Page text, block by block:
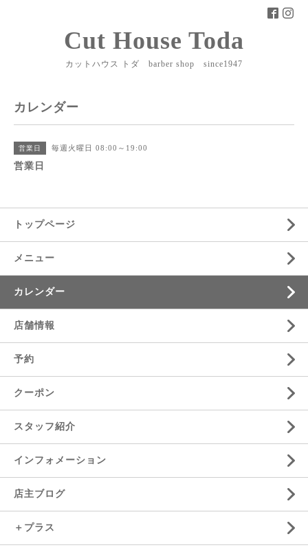
Cut House Toda
カットハウス トダ barber shop since1947
カレンダー
営業日 毎週火曜日 08:00～19:00
営業日
トップページ
メニュー
カレンダー
店舗情報
予約
クーポン
スタッフ紹介
インフォメーション
店主ブログ
＋プラス